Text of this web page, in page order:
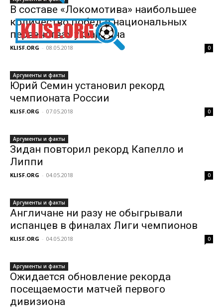
В составе «Локомотива» наибольшее
количество побед в национальных
первенствах у Фарфана
KLISF.ORG - 08.05.2018 0
Аргументы и факты
Юрий Семин установил рекорд
чемпионата России
KLISF.ORG - 07.05.2018 0
Аргументы и факты
Зидан повторил рекорд Капелло и
Липпи
KLISF.ORG - 04.05.2018 0
Аргументы и факты
Англичане ни разу не обыгрывали
испанцев в финалах Лиги чемпионов
KLISF.ORG - 04.05.2018 0
Аргументы и факты
Ожидается обновление рекорда
посещаемости матчей первого
дивизиона